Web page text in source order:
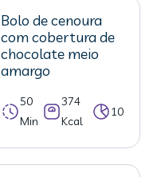
Bolo de cenoura
com cobertura de
chocolate meio
amargo
50
Min
374
Kcal
10